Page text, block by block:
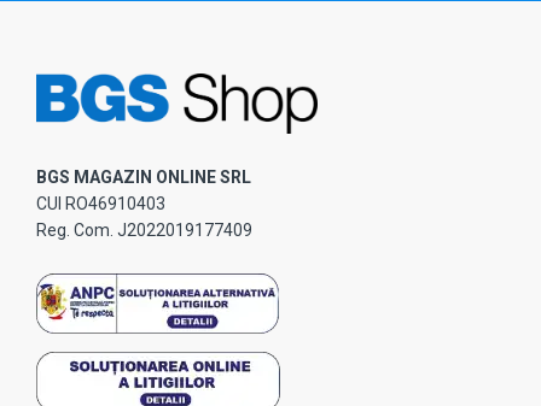
BGS MAGAZIN ONLINE SRL
CUI RO46910403
Reg. Com. J2022019177409